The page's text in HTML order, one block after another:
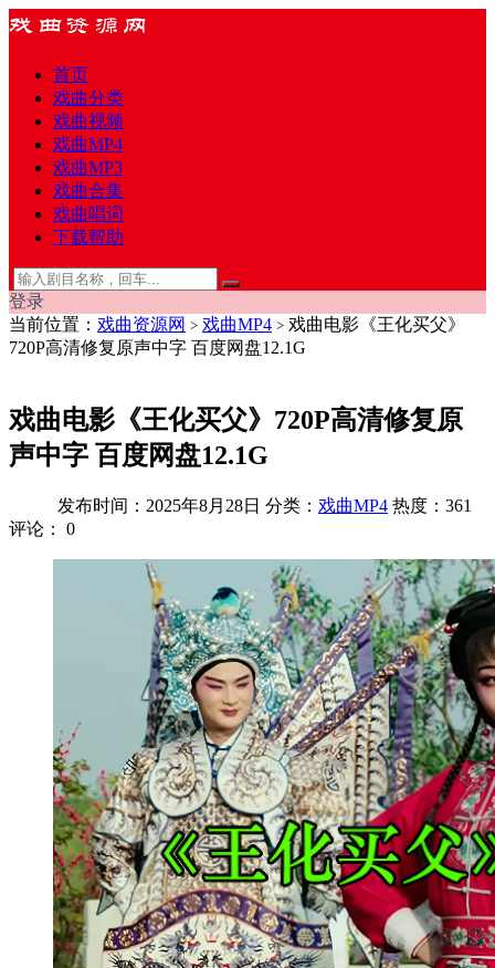
首页
戏曲分类
戏曲视频
戏曲MP4
戏曲MP3
戏曲合集
戏曲唱词
下载帮助
登录
当前位置： 戏曲资源网 > 戏曲MP4 > 戏曲电影《王化买父》
720P高清修复原声中字 百度网盘12.1G
戏曲电影《王化买父》720P高清修复原
声中字 百度网盘12.1G
发布时间：2025年8月28日 分类： 戏曲MP4 热度：361
评论：
0